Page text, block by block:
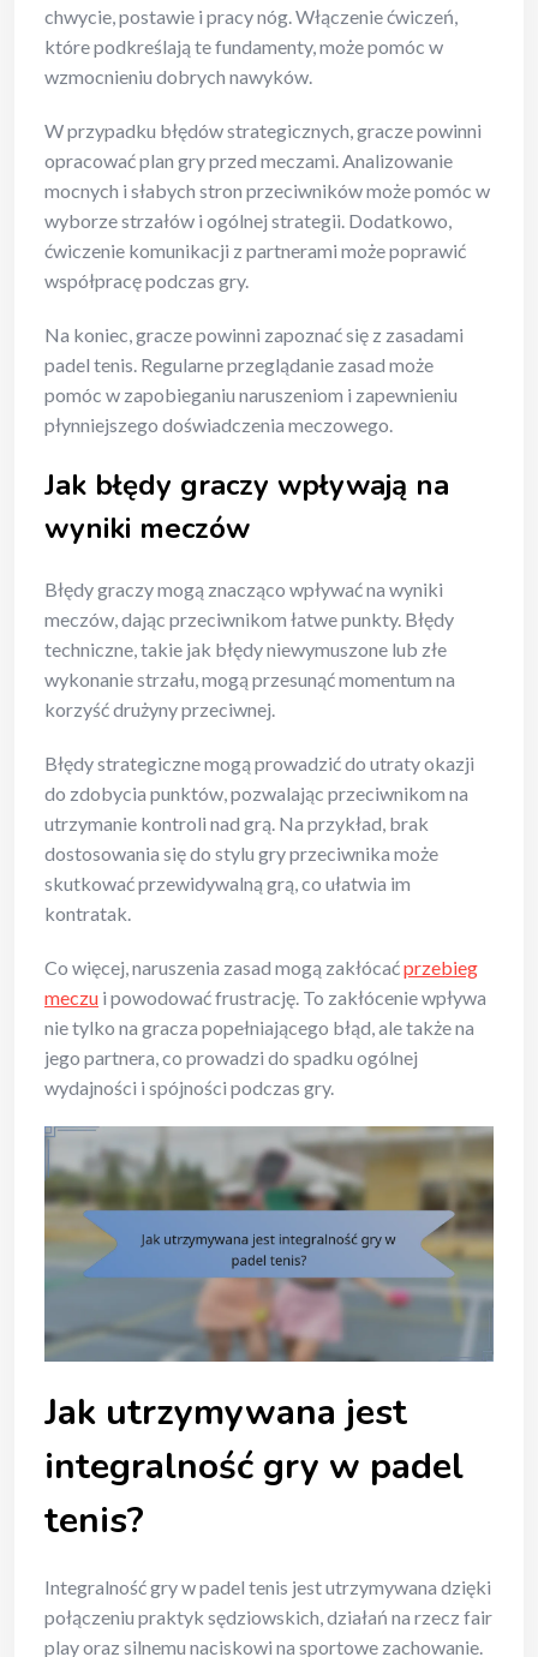
chwycie, postawie i pracy nóg. Włączenie ćwiczeń,
które podkreślają te fundamenty, może pomóc w
wzmocnieniu dobrych nawyków.
W przypadku błędów strategicznych, gracze powinni
opracować plan gry przed meczami. Analizowanie
mocnych i słabych stron przeciwników może pomóc w
wyborze strzałów i ogólnej strategii. Dodatkowo,
ćwiczenie komunikacji z partnerami może poprawić
współpracę podczas gry.
Na koniec, gracze powinni zapoznać się z zasadami
padel tenis. Regularne przeglądanie zasad może
pomóc w zapobieganiu naruszeniom i zapewnieniu
płynniejszego doświadczenia meczowego.
Jak błędy graczy wpływają na
wyniki meczów
Błędy graczy mogą znacząco wpływać na wyniki
meczów, dając przeciwnikom łatwe punkty. Błędy
techniczne, takie jak błędy niewymuszone lub złe
wykonanie strzału, mogą przesunąć momentum na
korzyść drużyny przeciwnej.
Błędy strategiczne mogą prowadzić do utraty okazji
do zdobycia punktów, pozwalając przeciwnikom na
utrzymanie kontroli nad grą. Na przykład, brak
dostosowania się do stylu gry przeciwnika może
skutkować przewidywalną grą, co ułatwia im
kontratak.
Co więcej, naruszenia zasad mogą zakłócaćprzebieg
meczu i powodować frustrację. To zakłócenie wpływa
nie tylko na gracza popełniającego błąd, ale także na
jego partnera, co prowadzi do spadku ogólnej
wydajności i spójności podczas gry.
Jak utrzymywana jest
integralność gry w padel
tenis?
Integralność gry w padel tenis jest utrzymywana dzięki
połączeniu praktyk sędziowskich, działań na rzecz fair
play oraz silnemu naciskowi na sportowe zachowanie.